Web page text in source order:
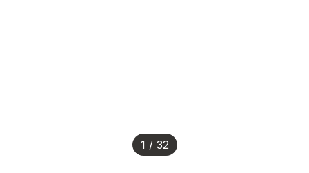
1 / 32